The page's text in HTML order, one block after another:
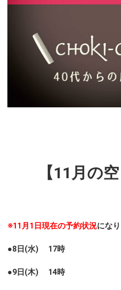
【11月の
※11月1日現在の予約状況になり
●8日(水) 17時
●9日(木) 14時